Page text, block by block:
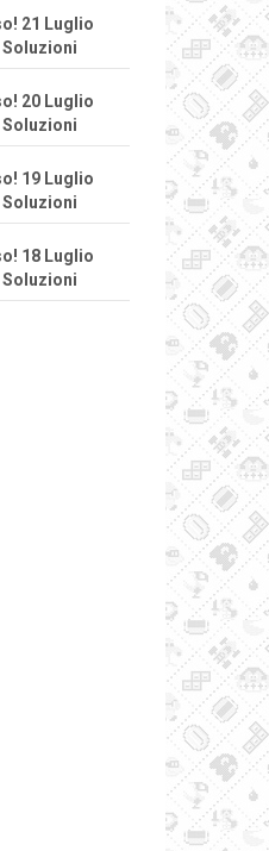
21 Luglio
20 Luglio
19 Luglio
18 Luglio